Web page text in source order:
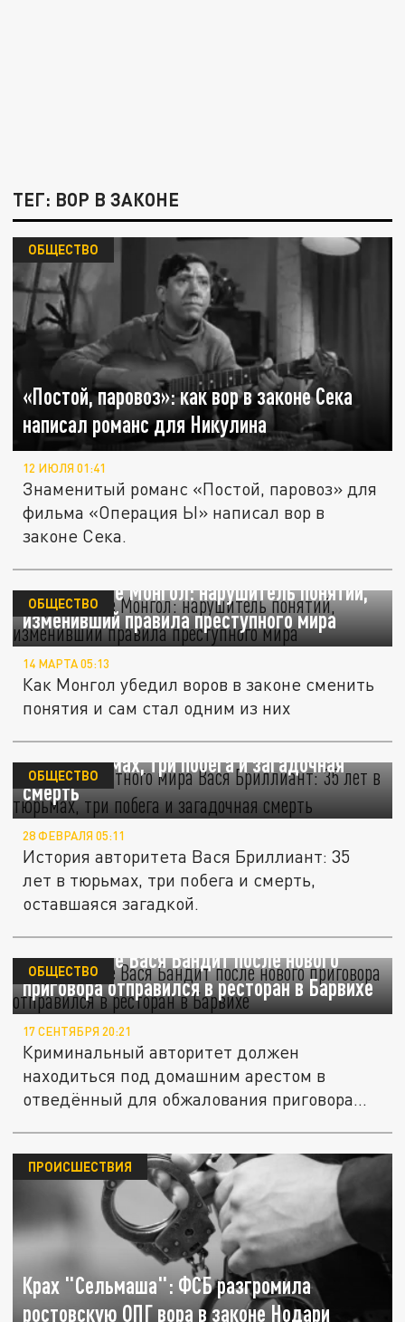
ТЕГ: ВОР В ЗАКОНЕ
«Постой, паровоз»: как вор в законе Сека
написал романс для Никулина
ОБЩЕСТВО
12 ИЮЛЯ 01:41
Знаменитый романс «Постой, паровоз» для
фильма «Операция Ы» написал вор в
законе Сека.
Вор в законе Монгол: нарушитель понятий,
изменивший правила преступного мира
ОБЩЕСТВО
14 МАРТА 05:13
Как Монгол убедил воров в законе сменить
понятия и сам стал одним из них
Легенда блатного мира Вася Бриллиант: 35
лет в тюрьмах, три побега и загадочная
смерть
ОБЩЕСТВО
28 ФЕВРАЛЯ 05:11
История авторитета Вася Бриллиант: 35
лет в тюрьмах, три побега и смерть,
оставшаяся загадкой.
Вор в законе Вася Бандит после нового
приговора отправился в ресторан в Барвихе
ОБЩЕСТВО
17 СЕНТЯБРЯ 20:21
Криминальный авторитет должен
находиться под домашним арестом в
отведённый для обжалования приговора
Крах "Сельмаша": ФСБ разгромила
ростовскую ОПГ вора в законе Нодари
ПРОИСШЕСТВИЯ